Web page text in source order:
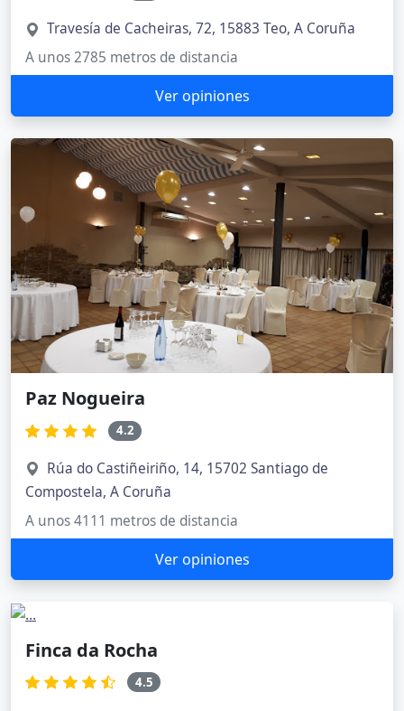
Travesía de Cacheiras, 72, 15883 Teo, A Coruña
A unos 2785 metros de distancia
Ver opiniones
Paz Nogueira
4.2
Rúa do Castiñeiriño, 14, 15702 Santiago de
Compostela, A Coruña
A unos 4111 metros de distancia
Ver opiniones
Finca da Rocha
4.5